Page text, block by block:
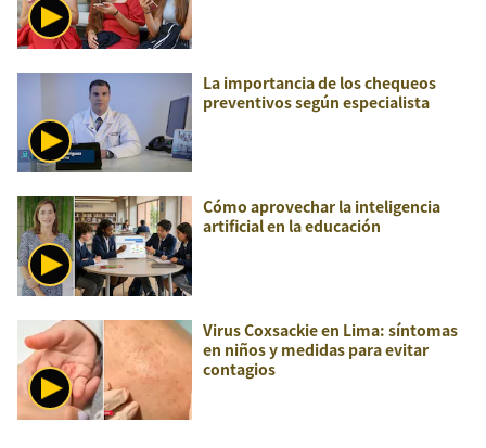
La importancia de los chequeos
preventivos según especialista
Cómo aprovechar la inteligencia
artificial en la educación
Virus Coxsackie en Lima: síntomas
en niños y medidas para evitar
contagios